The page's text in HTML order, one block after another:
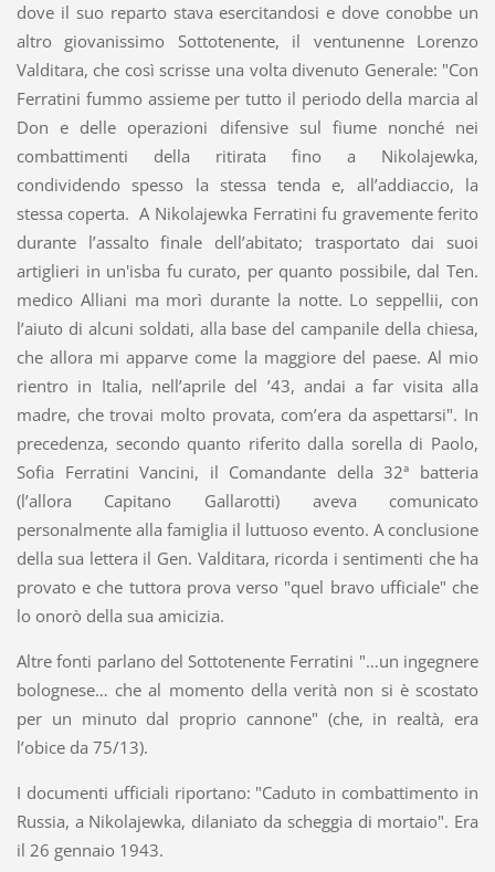
dove il suo reparto stava esercitandosi e dove conobbe un
altro giovanissimo Sottotenente, il ventunenne Lorenzo
Valditara, che così scrisse una volta divenuto Generale: "Con
Ferratini fummo assieme per tutto il periodo della marcia al
Don e delle operazioni difensive sul fiume nonché nei
combattimenti della ritirata fino a Nikolajewka,
condividendo spesso la stessa tenda e, all’addiaccio, la
stessa coperta. A Nikolajewka Ferratini fu gravemente ferito
durante l’assalto finale dell’abitato; trasportato dai suoi
artiglieri in un'isba fu curato, per quanto possibile, dal Ten.
medico Alliani ma morì durante la notte. Lo seppellii, con
l’aiuto di alcuni soldati, alla base del campanile della chiesa,
che allora mi apparve come la maggiore del paese. Al mio
rientro in Italia, nell’aprile del ’43, andai a far visita alla
madre, che trovai molto provata, com’era da aspettarsi". In
precedenza, secondo quanto riferito dalla sorella di Paolo,
Sofia Ferratini Vancini, il Comandante della 32ª batteria
(l’allora Capitano Gallarotti) aveva comunicato
personalmente alla famiglia il luttuoso evento. A conclusione
della sua lettera il Gen. Valditara, ricorda i sentimenti che ha
provato e che tuttora prova verso "quel bravo ufficiale" che
lo onorò della sua amicizia.
Altre fonti parlano del Sottotenente Ferratini "…un ingegnere
bolognese… che al momento della verità non si è scostato
per un minuto dal proprio cannone" (che, in realtà, era
l’obice da 75/13).
I documenti ufficiali riportano: "Caduto in combattimento in
Russia, a Nikolajewka, dilaniato da scheggia di mortaio". Era
il 26 gennaio 1943.